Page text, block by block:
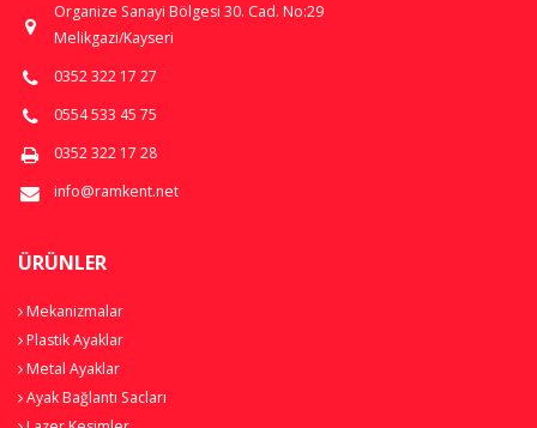
Organize Sanayi Bölgesi 30. Cad. No:29
Melikgazi/Kayseri
0352 322 17 27
0554 533 45 75
0352 322 17 28
info@ramkent.net
ÜRÜNLER
Mekanizmalar
Plastik Ayaklar
Metal Ayaklar
Ayak Bağlantı Sacları